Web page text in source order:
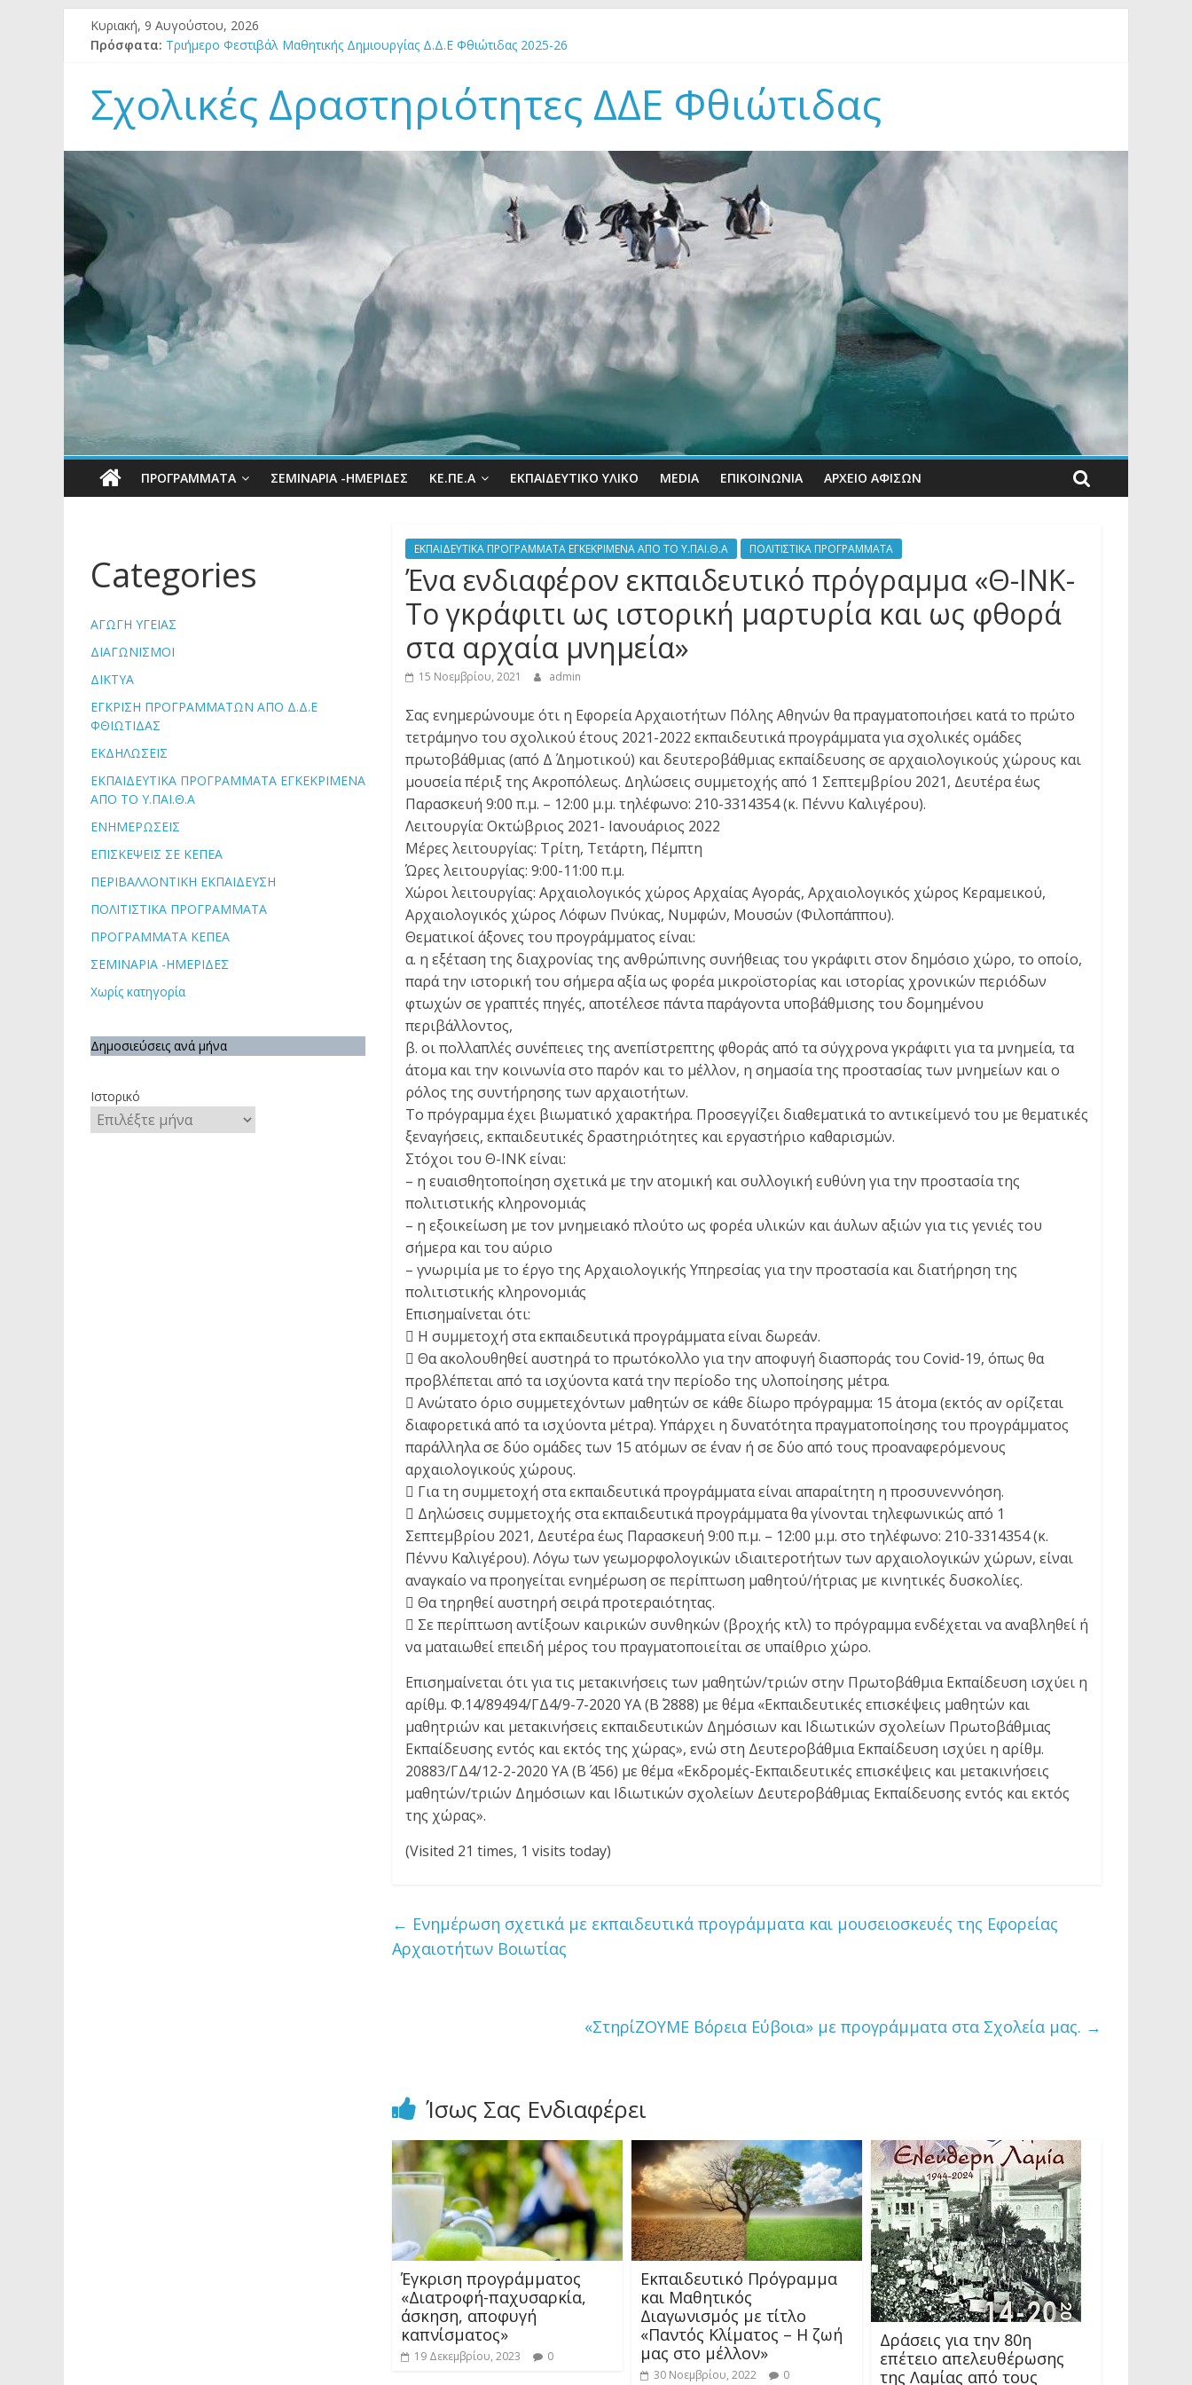
Μετάβαση
Κυριακή, 9 Αυγούστου, 2026
Πρόσφατα: Τριήμερο Φεστιβάλ Μαθητικής Δημιουργίας Δ.Δ.Ε Φθιώτιδας 2025-26
1o Θερινό Σχολείο ΚΕΠΕΑ Φιλιατών Θεσπρωτίας 23-29 Αυγούστου 2026
ΕΚΔΗΛΩΣΕΙΣ ΓΙΑ ΤΗΝ ΠΑΓΚΟΣΜΙΑ ΗΜΕΡΑ ΠΕΡΙΒΑΛΛΟΝΤΟΣ 2-7 ΙΟΥΝΙΟΥ 2026
ΓΙΑ ΤΟ ΦΕΣΤΙΒΑΛ ΜΑΘΗΤΙΚΗΣ ΔΗΜΙΟΥΡΓΙΑΣ 2026 Δ.Δ.Ε ΦΘΙΩΤΙΔΑΣ
Σχολικές Δραστηριότητες ΔΔΕ Φθιώτιδας
ΠΡΟΓΡΆΜΜΑΤΑ ΣΕΜΙΝΑΡΙΑ -ΗΜΕΡΙΔΕΣ ΚΕ.ΠΕ.Α ΕΚΠΑΙΔΕΥΤΙΚΌ ΥΛΙΚΌ MEDIA ΕΠΙΚΟΙΝΩΝΊΑ ΑΡΧΕΙΟ ΑΦΙΣΩΝ
ΕΚΠΑΙΔΕΥΤΙΚΑ ΠΡΟΓΡΑΜΜΑΤΑ ΕΓΚΕΚΡΙΜΕΝΑ ΑΠΟ ΤΟ Υ.ΠΑΙ.Θ.Α ΠΟΛΙΤΙΣΤΙΚΑ ΠΡΟΓΡΑΜΜΑΤΑ
Ένα ενδιαφέρον εκπαιδευτικό πρόγραμμα «Θ-ΙΝΚ-
Το γκράφιτι ως ιστορική μαρτυρία και ως φθορά
στα αρχαία μνημεία»
15 Νοεμβρίου, 2021 admin
Σας ενημερώνουμε ότι η Εφορεία Αρχαιοτήτων Πόλης Αθηνών θα πραγματοποιήσει κατά το πρώτο
τετράμηνο του σχολικού έτους 2021-2022 εκπαιδευτικά προγράμματα για σχολικές ομάδες
πρωτοβάθμιας (από Δ΄ Δημοτικού) και δευτεροβάθμιας εκπαίδευσης σε αρχαιολογικούς χώρους και
μουσεία πέριξ της Ακροπόλεως. Δηλώσεις συμμετοχής από 1 Σεπτεμβρίου 2021, Δευτέρα έως
Παρασκευή 9:00 π.μ. – 12:00 μ.μ. τηλέφωνο: 210-3314354 (κ. Πέννυ Καλιγέρου).
Λειτουργία: Οκτώβριος 2021- Ιανουάριος 2022
Μέρες λειτουργίας: Τρίτη, Τετάρτη, Πέμπτη
Ώρες λειτουργίας: 9:00-11:00 π.μ.
Χώροι λειτουργίας: Αρχαιολογικός χώρος Αρχαίας Αγοράς, Αρχαιολογικός χώρος Κεραμεικού,
Αρχαιολογικός χώρος Λόφων Πνύκας, Νυμφών, Μουσών (Φιλοπάππου).
Θεματικοί άξονες του προγράμματος είναι:
α. η εξέταση της διαχρονίας της ανθρώπινης συνήθειας του γκράφιτι στον δημόσιο χώρο, το οποίο,
παρά την ιστορική του σήμερα αξία ως φορέα μικροϊστορίας και ιστορίας χρονικών περιόδων
φτωχών σε γραπτές πηγές, αποτέλεσε πάντα παράγοντα υποβάθμισης του δομημένου
περιβάλλοντος,
β. οι πολλαπλές συνέπειες της ανεπίστρεπτης φθοράς από τα σύγχρονα γκράφιτι για τα μνημεία, τα
άτομα και την κοινωνία στο παρόν και το μέλλον, η σημασία της προστασίας των μνημείων και ο
ρόλος της συντήρησης των αρχαιοτήτων.
Το πρόγραμμα έχει βιωματικό χαρακτήρα. Προσεγγίζει διαθεματικά το αντικείμενό του με θεματικές
ξεναγήσεις, εκπαιδευτικές δραστηριότητες και εργαστήριο καθαρισμών.
Στόχοι του Θ-ΙΝΚ είναι:
– η ευαισθητοποίηση σχετικά με την ατομική και συλλογική ευθύνη για την προστασία της
πολιτιστικής κληρονομιάς
– η εξοικείωση με τον μνημειακό πλούτο ως φορέα υλικών και άυλων αξιών για τις γενιές του
σήμερα και του αύριο
– γνωριμία με το έργο της Αρχαιολογικής Υπηρεσίας για την προστασία και διατήρηση της
πολιτιστικής κληρονομιάς
Επισημαίνεται ότι:
 Η συμμετοχή στα εκπαιδευτικά προγράμματα είναι δωρεάν.
 Θα ακολουθηθεί αυστηρά το πρωτόκολλο για την αποφυγή διασποράς του Covid-19, όπως θα
προβλέπεται από τα ισχύοντα κατά την περίοδο της υλοποίησης μέτρα.
 Ανώτατο όριο συμμετεχόντων μαθητών σε κάθε δίωρο πρόγραμμα: 15 άτομα (εκτός αν ορίζεται
διαφορετικά από τα ισχύοντα μέτρα). Υπάρχει η δυνατότητα πραγματοποίησης του προγράμματος
παράλληλα σε δύο ομάδες των 15 ατόμων σε έναν ή σε δύο από τους προαναφερόμενους
αρχαιολογικούς χώρους.
 Για τη συμμετοχή στα εκπαιδευτικά προγράμματα είναι απαραίτητη η προσυνεννόηση.
 Δηλώσεις συμμετοχής στα εκπαιδευτικά προγράμματα θα γίνονται τηλεφωνικώς από 1
Σεπτεμβρίου 2021, Δευτέρα έως Παρασκευή 9:00 π.μ. – 12:00 μ.μ. στo τηλέφωνο: 210-3314354 (κ.
Πέννυ Καλιγέρου). Λόγω των γεωμορφολογικών ιδιαιτεροτήτων των αρχαιολογικών χώρων, είναι
αναγκαίο να προηγείται ενημέρωση σε περίπτωση μαθητού/ήτριας με κινητικές δυσκολίες.
 Θα τηρηθεί αυστηρή σειρά προτεραιότητας.
 Σε περίπτωση αντίξοων καιρικών συνθηκών (βροχής κτλ) το πρόγραμμα ενδέχεται να αναβληθεί ή
να ματαιωθεί επειδή μέρος του πραγματοποιείται σε υπαίθριο χώρο.
Επισημαίνεται ότι για τις μετακινήσεις των μαθητών/τριών στην Πρωτοβάθμια Εκπαίδευση ισχύει η
αρίθμ. Φ.14/89494/ΓΔ4/9-7-2020 ΥΑ (Β΄ 2888) με θέμα «Εκπαιδευτικές επισκέψεις μαθητών και
μαθητριών και μετακινήσεις εκπαιδευτικών Δημόσιων και Ιδιωτικών σχολείων Πρωτοβάθμιας
Εκπαίδευσης εντός και εκτός της χώρας», ενώ στη Δευτεροβάθμια Εκπαίδευση ισχύει η αρίθμ.
20883/ΓΔ4/12-2-2020 ΥΑ (Β΄ 456) με θέμα «Εκδρομές-Εκπαιδευτικές επισκέψεις και μετακινήσεις
μαθητών/τριών Δημόσιων και Ιδιωτικών σχολείων Δευτεροβάθμιας Εκπαίδευσης εντός και εκτός
της χώρας».
(Visited 21 times, 1 visits today)
← Ενημέρωση σχετικά με εκπαιδευτικά προγράμματα και μουσειοσκευές της Εφορείας
Αρχαιοτήτων Βοιωτίας
«ΣτηρίΖΟΥΜΕ Βόρεια Εύβοια» με προγράμματα στα Σχολεία μας. →
Ίσως Σας Ενδιαφέρει
Έγκριση προγράμματος
«Διατροφή-παχυσαρκία,
άσκηση, αποφυγή
καπνίσματος»
19 Δεκεμβρίου, 2023 0
Εκπαιδευτικό Πρόγραμμα
και Μαθητικός
Διαγωνισμός με τίτλο
«Παντός Κλίματος – Η ζωή
μας στο μέλλον»
30 Νοεμβρίου, 2022 0
Δράσεις για την 80η
επέτειο απελευθέρωσης
της Λαμίας από τους
Categories
ΑΓΩΓΗ ΥΓΕΙΑΣ
ΔΙΑΓΩΝΙΣΜΟΙ
ΔΙΚΤΥΑ
ΕΓΚΡΙΣΗ ΠΡΟΓΡΑΜΜΑΤΩΝ ΑΠΟ Δ.Δ.Ε
ΦΘΙΩΤΙΔΑΣ
ΕΚΔΗΛΩΣΕΙΣ
ΕΚΠΑΙΔΕΥΤΙΚΑ ΠΡΟΓΡΑΜΜΑΤΑ ΕΓΚΕΚΡΙΜΕΝΑ
ΑΠΟ ΤΟ Υ.ΠΑΙ.Θ.Α
ΕΝΗΜΕΡΩΣΕΙΣ
ΕΠΙΣΚΕΨΕΙΣ ΣΕ ΚΕΠΕΑ
ΠΕΡΙΒΑΛΛΟΝΤΙΚΗ ΕΚΠΑΙΔΕΥΣΗ
ΠΟΛΙΤΙΣΤΙΚΑ ΠΡΟΓΡΑΜΜΑΤΑ
ΠΡΟΓΡΑΜΜΑΤΑ ΚΕΠΕΑ
ΣΕΜΙΝΑΡΙΑ -ΗΜΕΡΙΔΕΣ
Χωρίς κατηγορία
Δημοσιεύσεις ανά μήνα
Ιστορικό